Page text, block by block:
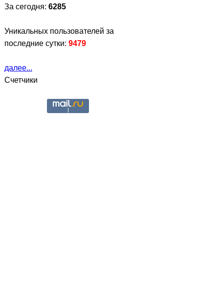
За сегодня: 6285
Уникальных пользователей за
последние сутки: 9479
далее...
Счетчики